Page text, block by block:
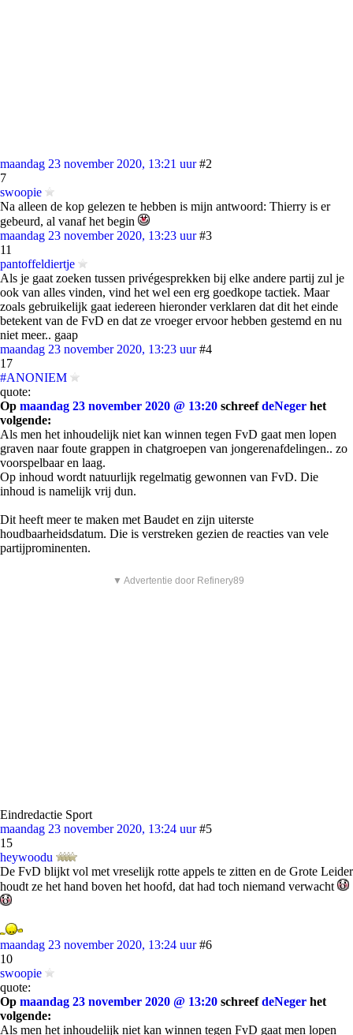
maandag 23 november 2020, 13:21 uur #2
7
swoopie
Na alleen de kop gelezen te hebben is mijn antwoord: Thierry is er
gebeurd, al vanaf het begin
maandag 23 november 2020, 13:23 uur #3
11
pantoffeldiertje
Als je gaat zoeken tussen privégesprekken bij elke andere partij zul je
ook van alles vinden, vind het wel een erg goedkope tactiek. Maar
zoals gebruikelijk gaat iedereen hieronder verklaren dat dit het einde
betekent van de FvD en dat ze vroeger ervoor hebben gestemd en nu
niet meer.. gaap
maandag 23 november 2020, 13:23 uur #4
17
#ANONIEM
quote:
Op maandag 23 november 2020 @ 13:20 schreefdeNeger het
volgende:
Als men het inhoudelijk niet kan winnen tegen FvD gaat men lopen
graven naar foute grappen in chatgroepen van jongerenafdelingen.. zo
voorspelbaar en laag.
Op inhoud wordt natuurlijk regelmatig gewonnen van FvD. Die
inhoud is namelijk vrij dun.
Dit heeft meer te maken met Baudet en zijn uiterste
houdbaarheidsdatum. Die is verstreken gezien de reacties van vele
partijprominenten.
▼ Advertentie door Refinery89
Eindredactie Sport
maandag 23 november 2020, 13:24 uur #5
15
heywoodu
De FvD blijkt vol met vreselijk rotte appels te zitten en de Grote Leider
houdt ze het hand boven het hoofd, dat had toch niemand verwacht
maandag 23 november 2020, 13:24 uur #6
10
swoopie
quote:
Op maandag 23 november 2020 @ 13:20 schreefdeNeger het
volgende:
Als men het inhoudelijk niet kan winnen tegen FvD gaat men lopen